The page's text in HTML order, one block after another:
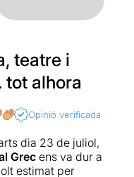
teatre i
alhora
Opinió verificada
dia 23 de juliol,
Grecens va dur a
estimat per